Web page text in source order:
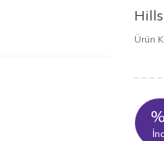
Ürün
%